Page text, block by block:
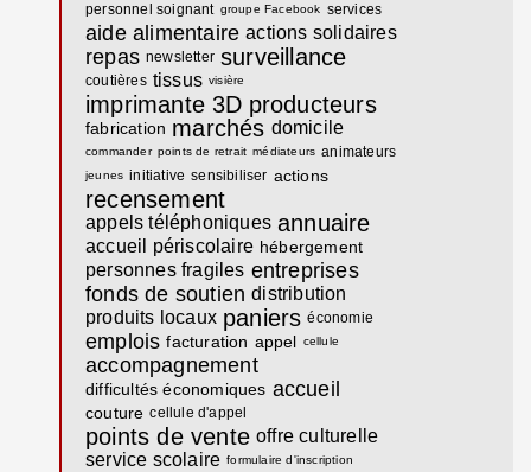
personnel soignant groupe Facebook services
aide alimentaire actions solidaires
repas newsletter surveillance
coutières tissus visière
imprimante 3D producteurs
fabrication marchés domicile
commander points de retrait médiateurs animateurs
jeunes initiative sensibiliser actions
recensement
appels téléphoniques annuaire
accueil périscolaire hébergement
personnes fragiles entreprises
fonds de soutien distribution
produits locaux paniers économie
emplois facturation appel cellule
accompagnement
difficultés économiques accueil
couture cellule d'appel
points de vente offre culturelle
service scolaire formulaire d'inscription